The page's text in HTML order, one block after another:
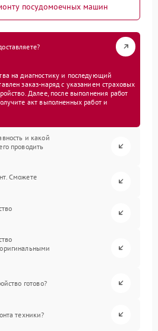
посудомоечных машин
на диагностику и последующий
заказ-наряд с указанием страховых
Далее, после выполнения работ
акт выполненных работ и
и какой
проводить
Сможете
готово?
техники?